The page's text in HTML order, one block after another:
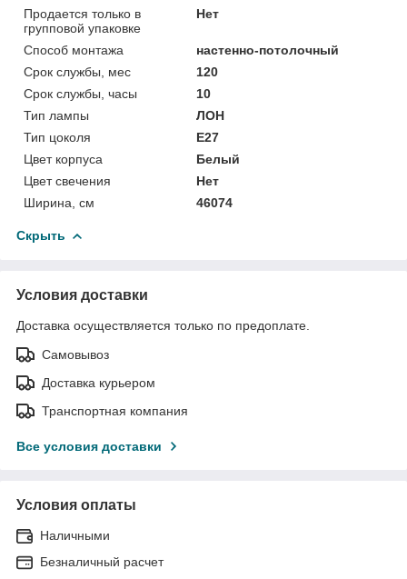
Продается только в
групповой упаковке
Нет
Способ монтажа
настенно-потолочный
Срок службы, мес
120
Срок службы, часы
10
Тип лампы
ЛОН
Тип цоколя
E27
Цвет корпуса
Белый
Цвет свечения
Нет
Ширина, см
46074
Скрыть
Условия доставки
Доставка осуществляется только по предоплате.
Самовывоз
Доставка курьером
Транспортная компания
Все условия доставки
Условия оплаты
Наличными
Безналичный расчет